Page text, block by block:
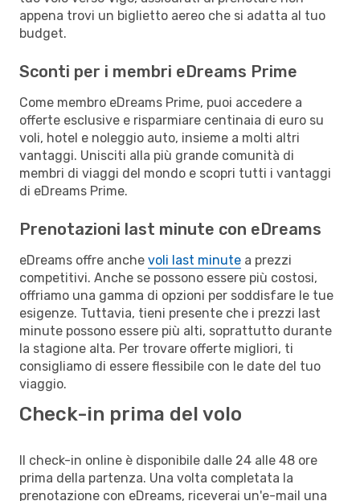
appena trovi un biglietto aereo che si adatta al tuo
budget.
Sconti per i membri eDreams Prime
Come membro eDreams Prime, puoi accedere a
offerte esclusive e risparmiare centinaia di euro su
voli, hotel e noleggio auto, insieme a molti altri
vantaggi. Unisciti alla più grande comunità di
membri di viaggi del mondo e scopri tutti i vantaggi
di eDreams Prime.
Prenotazioni last minute con eDreams
eDreams offre anche voli last minute a prezzi
competitivi. Anche se possono essere più costosi,
offriamo una gamma di opzioni per soddisfare le tue
esigenze. Tuttavia, tieni presente che i prezzi last
minute possono essere più alti, soprattutto durante
la stagione alta. Per trovare offerte migliori, ti
consigliamo di essere flessibile con le date del tuo
viaggio.
Check-in prima del volo
Il check-in online è disponibile dalle 24 alle 48 ore
prima della partenza. Una volta completata la
prenotazione con eDreams, riceverai un'e-mail una